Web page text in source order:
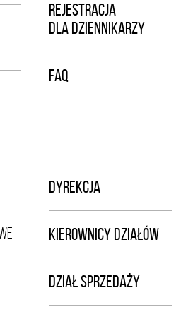
REJESTRACJA
DLA DZIENNIKARZY
FAQ
DYREKCJA
KIEROWNICY DZIAŁÓW
DZIAŁ SPRZEDAŻY